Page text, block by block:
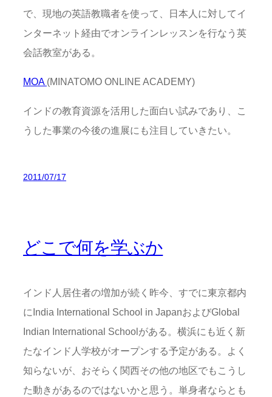
で、現地の英語教職者を使って、日本人に対してイ
ンターネット経由でオンラインレッスンを行なう英
会話教室がある。
MOA (MINATOMO ONLINE ACADEMY)
インドの教育資源を活用した面白い試みであり、こ
うした事業の今後の進展にも注目していきたい。
2011/07/17
どこで何を学ぶか
インド人居住者の増加が続く昨今、すでに東京都内
にIndia International School in JapanおよびGlobal
Indian International Schoolがある。横浜にも近く新
たなインド人学校がオープンする予定がある。よく
知らないが、おそらく関西その他の地区でもこうし
た動きがあるのではないかと思う。単身者ならとも